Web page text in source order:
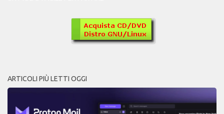
ARTICOLI PIÙ LETTI OGGI